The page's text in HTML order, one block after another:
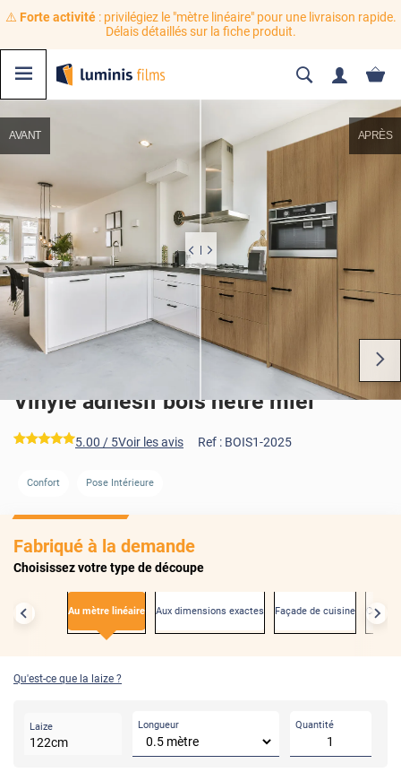
⚠️ Forte activité: privilégiez le "mètre linéaire" pour une livraison rapide.
Délais détaillés sur la fiche produit.
AVANT APRÈS
AVANT
Vinyle adhésif bois hêtre miel
*****
5.00 / 5Voir les avis Ref : BOIS1-2025
Confort Pose Intérieure
Fabriqué à la demande
Choisissez votre type de découpe
Au mètre linéaire Aux dimensions exactes Façade de cuisine
Qu'est-ce que la laize ?
Laize
122cm
Longueur Quantité